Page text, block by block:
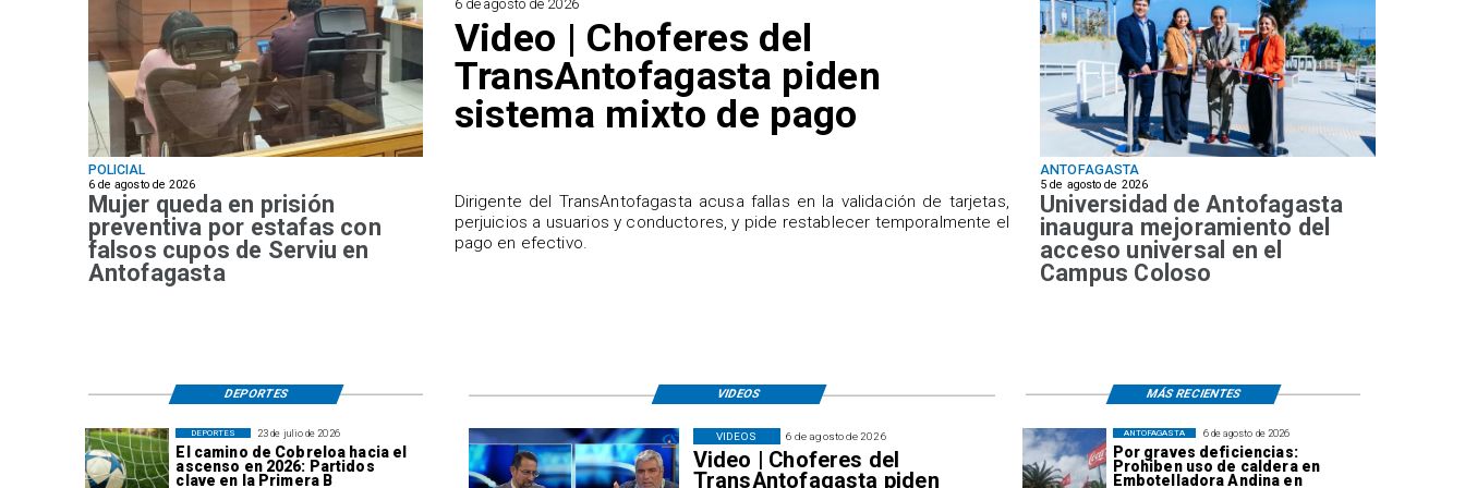
6 de agosto de 2026
Video | Choferes del
TransAntofagasta piden
sistema mixto de pago
​Dirigente del TransAntofagasta acusa fallas en la validación de tarjetas,
perjuicios a usuarios y conductores, y pide restablecer temporalmente el
pago en efectivo.
POLICIAL
6 de agosto de 2026
Mujer queda en prisión
preventiva por estafas con
falsos cupos de Serviu en
Antofagasta
ANTOFAGASTA
5 de agosto de 2026
Universidad de Antofagasta
inaugura mejoramiento del
acceso universal en el
Campus Coloso
6 de agosto de 2026
Por graves deficiencias:
Prohiben uso de caldera en
Embotelladora Andina en
ANTOFAGASTA
23 de julio de 2026
El camino de Cobreloa hacia el
ascenso en 2026: Partidos
clave en la Primera B
DEPORTES 6 de agosto de 2026
Video | Choferes del
TransAntofagasta piden
VIDEOS
VIDEOS
DEPORTES MÁS RECIENTES